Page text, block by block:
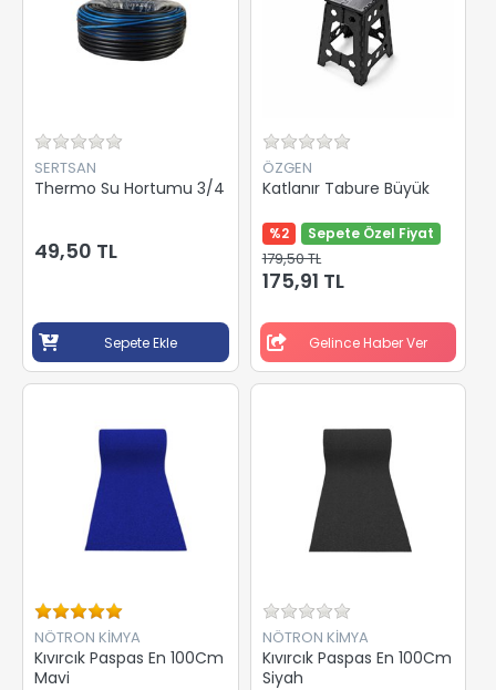
SERTSAN
Thermo Su Hortumu 3/4
49,50 TL
Sepete Ekle
ÖZGEN
Katlanır Tabure Büyük
%2 Sepete Özel Fiyat
179,50 TL
175,91 TL
Gelince Haber Ver
NÖTRON KİMYA
Kıvırcık Paspas En 100Cm
Mavi
NÖTRON KİMYA
Kıvırcık Paspas En 100Cm
Siyah